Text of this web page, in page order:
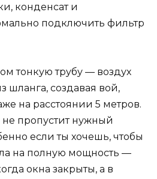
конденсат и
подключить фильтр
тонкую трубу — воздух
шланга, создавая вой,
на расстоянии 5 метров.
не пропустит нужный
если ты хочешь, чтобы
на полную мощность —
окна закрыты, а в